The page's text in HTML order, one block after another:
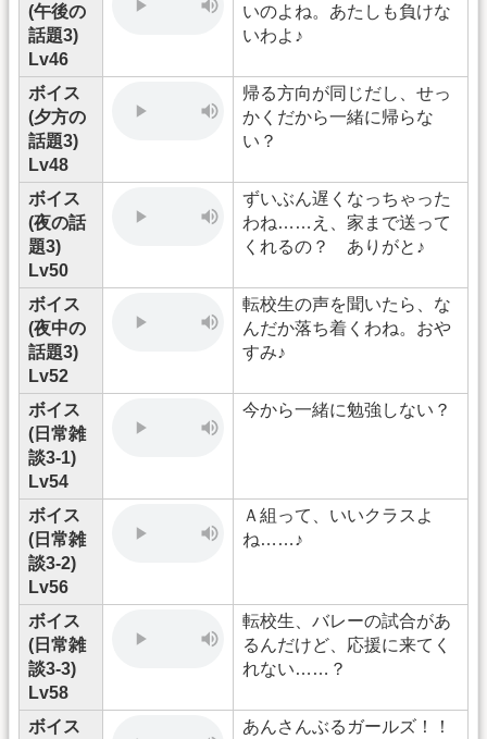
(午後の
話題3)
Lv46
いのよね。あたしも負けな
いわよ♪
ボイス
(夕方の
話題3)
Lv48
帰る方向が同じだし、せっ
かくだから一緒に帰らな
い？
ボイス
(夜の話
題3)
Lv50
ずいぶん遅くなっちゃった
わね……え、家まで送って
くれるの？ ありがと♪
ボイス
(夜中の
話題3)
Lv52
転校生の声を聞いたら、な
んだか落ち着くわね。おや
すみ♪
ボイス
(日常雑
談3-1)
Lv54
今から一緒に勉強しない？
ボイス
(日常雑
談3-2)
Lv56
Ａ組って、いいクラスよ
ね……♪
ボイス
(日常雑
談3-3)
Lv58
転校生、バレーの試合があ
るんだけど、応援に来てく
れない……？
ボイス
あんさんぶるガールズ！！